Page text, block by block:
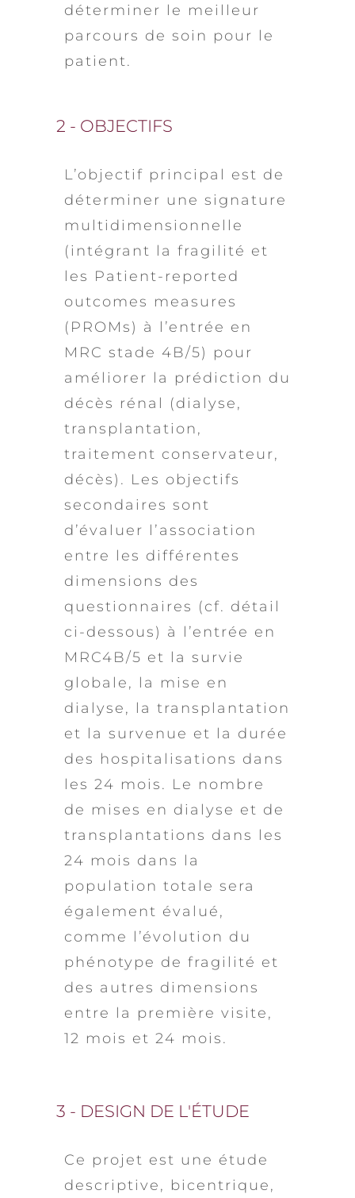
déterminer le meilleur
parcours de soin pour le
patient.
2 - OBJECTIFS
L’objectif principal est de
déterminer une signature
multidimensionnelle
(intégrant la fragilité et
les Patient-reported
outcomes measures
(PROMs) à l’entrée en
MRC stade 4B/5) pour
améliorer la prédiction du
décès rénal (dialyse,
transplantation,
traitement conservateur,
décès). Les objectifs
secondaires sont
d’évaluer l’association
entre les différentes
dimensions des
questionnaires (cf. détail
ci-dessous) à l’entrée en
MRC4B/5 et la survie
globale, la mise en
dialyse, la transplantation
et la survenue et la durée
des hospitalisations dans
les 24 mois. Le nombre
de mises en dialyse et de
transplantations dans les
24 mois dans la
population totale sera
également évalué,
comme l’évolution du
phénotype de fragilité et
des autres dimensions
entre la première visite,
12 mois et 24 mois.
3 - DESIGN DE L'ÉTUDE
Ce projet est une étude
descriptive, bicentrique,